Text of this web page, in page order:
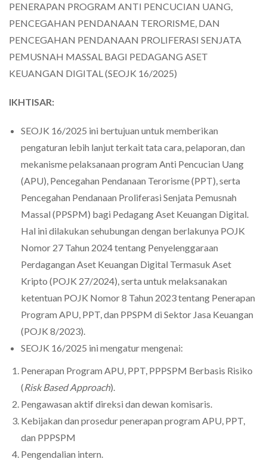
PENERAPAN PROGRAM ANTI PENCUCIAN UANG,
PENCEGAHAN PENDANAAN TERORISME, DAN
PENCEGAHAN PENDANAAN PROLIFERASI SENJATA
PEMUSNAH MASSAL BAGI PEDAGANG ASET
KEUANGAN DIGITAL (SEOJK 16/2025)
IKHTISAR:
SEOJK 16/2025 ini bertujuan untuk memberikan
pengaturan lebih lanjut terkait tata cara, pelaporan, dan
mekanisme pelaksanaan program Anti Pencucian Uang
(APU), Pencegahan Pendanaan Terorisme (PPT), serta
Pencegahan Pendanaan Proliferasi Senjata Pemusnah
Massal (PPSPM) bagi Pedagang Aset Keuangan Digital.
Hal ini dilakukan sehubungan dengan berlakunya POJK
Nomor 27 Tahun 2024 tentang Penyelenggaraan
Perdagangan Aset Keuangan Digital Termasuk Aset
Kripto (POJK 27/2024), serta untuk melaksanakan
ketentuan POJK Nomor 8 Tahun 2023 tentang Penerapan
Program APU, PPT, dan PPSPM di Sektor Jasa Keuangan
(POJK 8/2023).
SEOJK 16/2025 ini mengatur mengenai:
Penerapan Program APU, PPT, PPPSPM Berbasis Risiko
(Risk Based Approach).
Pengawasan aktif direksi dan dewan komisaris.
Kebijakan dan prosedur penerapan program APU, PPT,
dan PPPSPM
Pengendalian intern.